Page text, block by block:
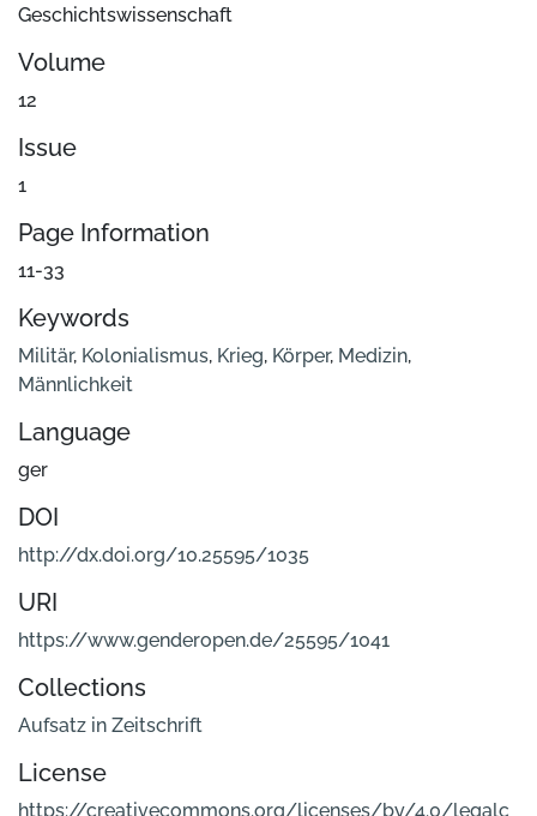
Geschichtswissenschaft
Volume
12
Issue
1
Page Information
11-33
Keywords
Militär, Kolonialismus, Krieg, Körper, Medizin,
Männlichkeit
Language
ger
DOI
http://dx.doi.org/10.25595/1035
URI
https://www.genderopen.de/25595/1041
Collections
Aufsatz in Zeitschrift
License
https://creativecommons.org/licenses/by/4.0/legalc